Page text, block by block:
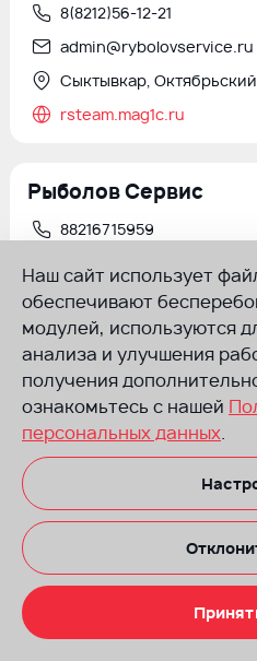
8(8212)56-12-21
admin@rybolovservice.ru
Сыктывкар,
rsteam.mag1c.ru
Рыболов Сервис
88216715959
Ухта, ул.
www.rybolovservice.ru
Рыболов Сервис
89009760606
admin@rybolovservice.ru
п. Усть-Цильма, ул.
www.rybolovservice.ru
Республика Саха
Наш сайт использует
обеспечивают
модулей, используются
анализа и улучшения
получения
ознакомьтесь с нашей
персональных данных.